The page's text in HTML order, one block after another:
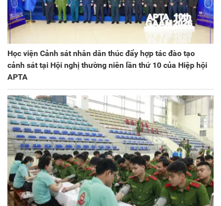
Học viện Cảnh sát nhân dân thúc đẩy hợp tác đào tạo
cảnh sát tại Hội nghị thường niên lần thứ 10 của Hiệp hội
APTA